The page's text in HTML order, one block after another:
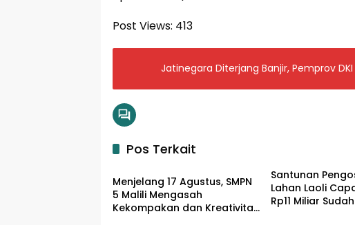
Post Views: 413
Jatinegara Diterjang Banjir, Pemprov
Pos Terkait
Input Lutim
Menjelang 17 Agustus, SMPN
5 Malili Mengasah
Kekompakan dan Kreativitas
Santunan
Lahan Laoli
Rp11 Miliar